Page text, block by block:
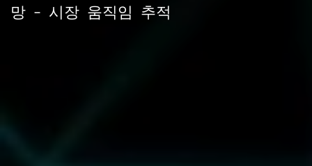
망 – 시장 움직임 추적